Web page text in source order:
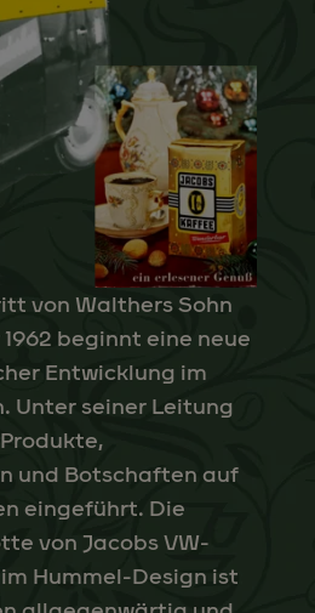
von Walthers Sohn
beginnt eine neue
Entwicklung im
Unter seiner Leitung
und Botschaften auf
eingeführt. Die
von Jacobs VW-
Hummel-Design ist